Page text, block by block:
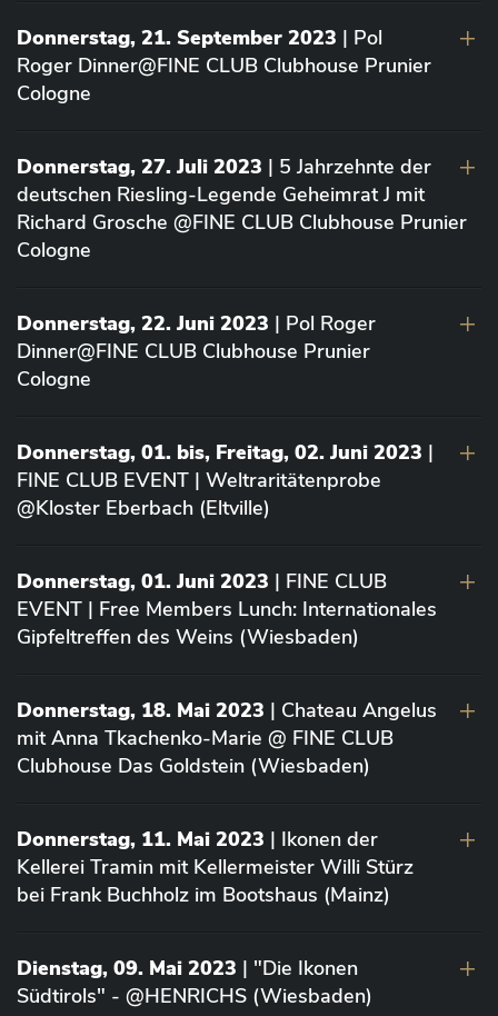
Donnerstag, 21. September 2023 | Pol
Roger Dinner@FINE CLUB Clubhouse Prunier
Cologne
Donnerstag, 27. Juli 2023 | 5 Jahrzehnte der
deutschen Riesling-Legende Geheimrat J mit
Richard Grosche @FINE CLUB Clubhouse Prunier
Cologne
Donnerstag, 22. Juni 2023 | Pol Roger
Dinner@FINE CLUB Clubhouse Prunier
Cologne
Donnerstag, 01. bis, Freitag, 02. Juni 2023 |
FINE CLUB EVENT | Weltraritätenprobe
@Kloster Eberbach (Eltville)
Donnerstag, 01. Juni 2023 | FINE CLUB
EVENT | Free Members Lunch: Internationales
Gipfeltreffen des Weins (Wiesbaden)
Donnerstag, 18. Mai 2023 | Chateau Angelus
mit Anna Tkachenko-Marie @ FINE CLUB
Clubhouse Das Goldstein (Wiesbaden)
Donnerstag, 11. Mai 2023 | Ikonen der
Kellerei Tramin mit Kellermeister Willi Stürz
bei Frank Buchholz im Bootshaus (Mainz)
Dienstag, 09. Mai 2023 | "Die Ikonen
Südtirols" - @HENRICHS (Wiesbaden)